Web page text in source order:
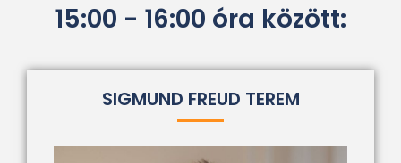
15:00 - 16:00 óra között:
SIGMUND FREUD TEREM